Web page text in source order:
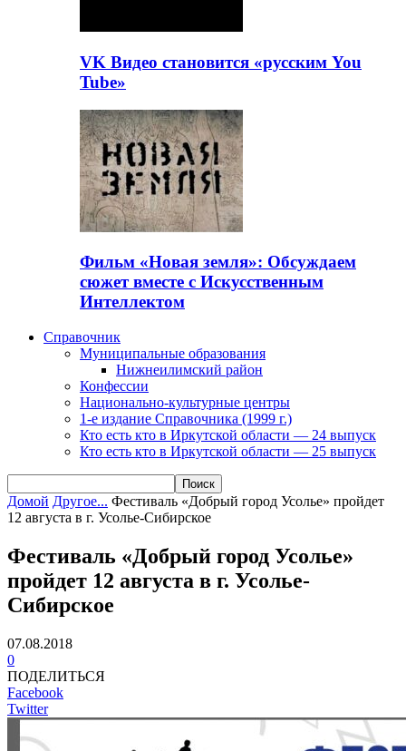
VK Видео становится «русским You
Tube»
Фильм «Новая земля»: Обсуждаем
сюжет вместе с Искусственным
Интеллектом
Справочник
Муниципальные образования
Нижнеилимский район
Конфессии
Национально-культурные центры
1-е издание Справочника (1999 г.)
Кто есть кто в Иркутской области — 24 выпуск
Кто есть кто в Иркутской области — 25 выпуск
Домой Другое... Фестиваль «Добрый город Усолье» пройдет
12 августа в г. Усолье-Сибирское
Фестиваль «Добрый город Усолье»
пройдет 12 августа в г. Усолье-
Сибирское
07.08.2018
0
ПОДЕЛИТЬСЯ
Facebook
Twitter